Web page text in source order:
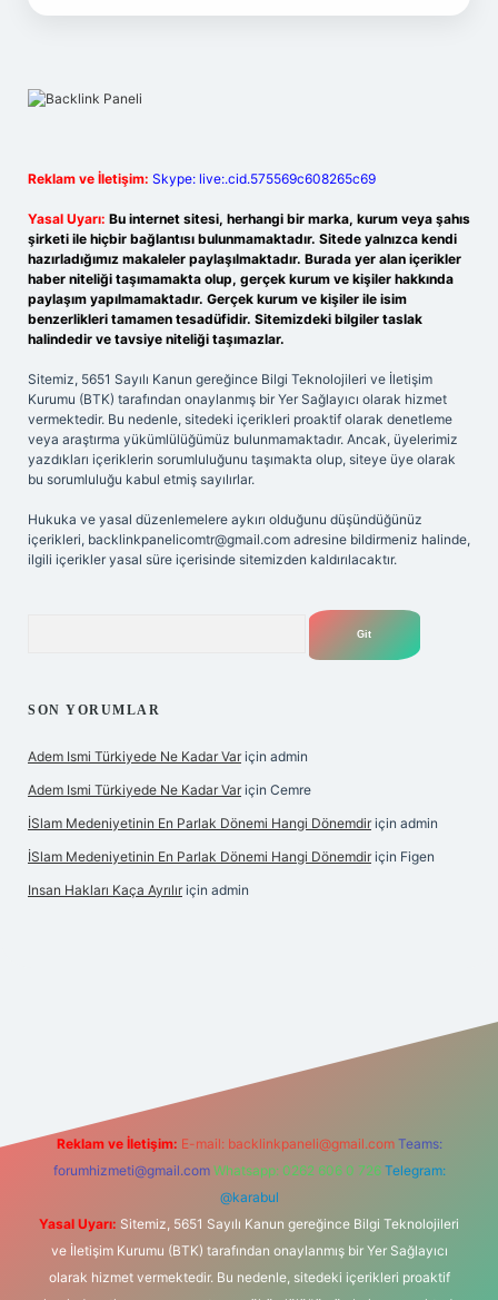
Reklam ve İletişim: Skype: live:.cid.575569c608265c69
Yasal Uyarı: Bu internet sitesi, herhangi bir marka, kurum veya şahıs
şirketi ile hiçbir bağlantısı bulunmamaktadır. Sitede yalnızca kendi
hazırladığımız makaleler paylaşılmaktadır. Burada yer alan içerikler
haber niteliği taşımamakta olup, gerçek kurum ve kişiler hakkında
paylaşım yapılmamaktadır. Gerçek kurum ve kişiler ile isim
benzerlikleri tamamen tesadüfidir. Sitemizdeki bilgiler taslak
halindedir ve tavsiye niteliği taşımazlar.
Sitemiz, 5651 Sayılı Kanun gereğince Bilgi Teknolojileri ve İletişim
Kurumu (BTK) tarafından onaylanmış bir Yer Sağlayıcı olarak hizmet
vermektedir. Bu nedenle, sitedeki içerikleri proaktif olarak denetleme
veya araştırma yükümlülüğümüz bulunmamaktadır. Ancak, üyelerimiz
yazdıkları içeriklerin sorumluluğunu taşımakta olup, siteye üye olarak
bu sorumluluğu kabul etmiş sayılırlar.
Hukuka ve yasal düzenlemelere aykırı olduğunu düşündüğünüz
içerikleri, backlinkpanelicomtr@gmail.com adresine bildirmeniz halinde,
ilgili içerikler yasal süre içerisinde sitemizden kaldırılacaktır.
SON YORUMLAR
Adem Ismi Türkiyede Ne Kadar Var için admin
Adem Ismi Türkiyede Ne Kadar Var için Cemre
İSlam Medeniyetinin En Parlak Dönemi Hangi Dönemdir için admin
İSlam Medeniyetinin En Parlak Dönemi Hangi Dönemdir için Figen
Insan Hakları Kaça Ayrılır için admin
Reklam ve İletişim: E-mail: backlinkpaneli@gmail.com Teams:
forumhizmeti@gmail.com Whatsapp: 0262 606 0 726 Telegram:
@karabul
Yasal Uyarı: Sitemiz, 5651 Sayılı Kanun gereğince Bilgi Teknolojileri
ve İletişim Kurumu (BTK) tarafından onaylanmış bir Yer Sağlayıcı
olarak hizmet vermektedir. Bu nedenle, sitedeki içerikleri proaktif